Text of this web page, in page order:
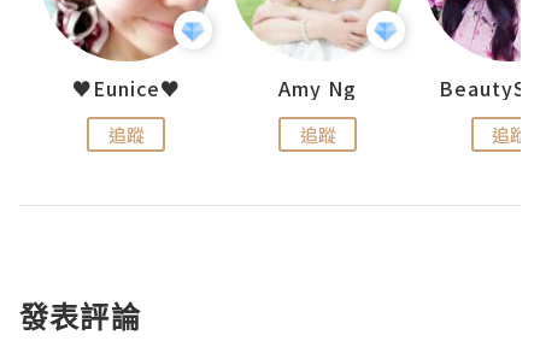
♥Eunice♥
追蹤
Amy Ng
追蹤 追蹤
發表評論